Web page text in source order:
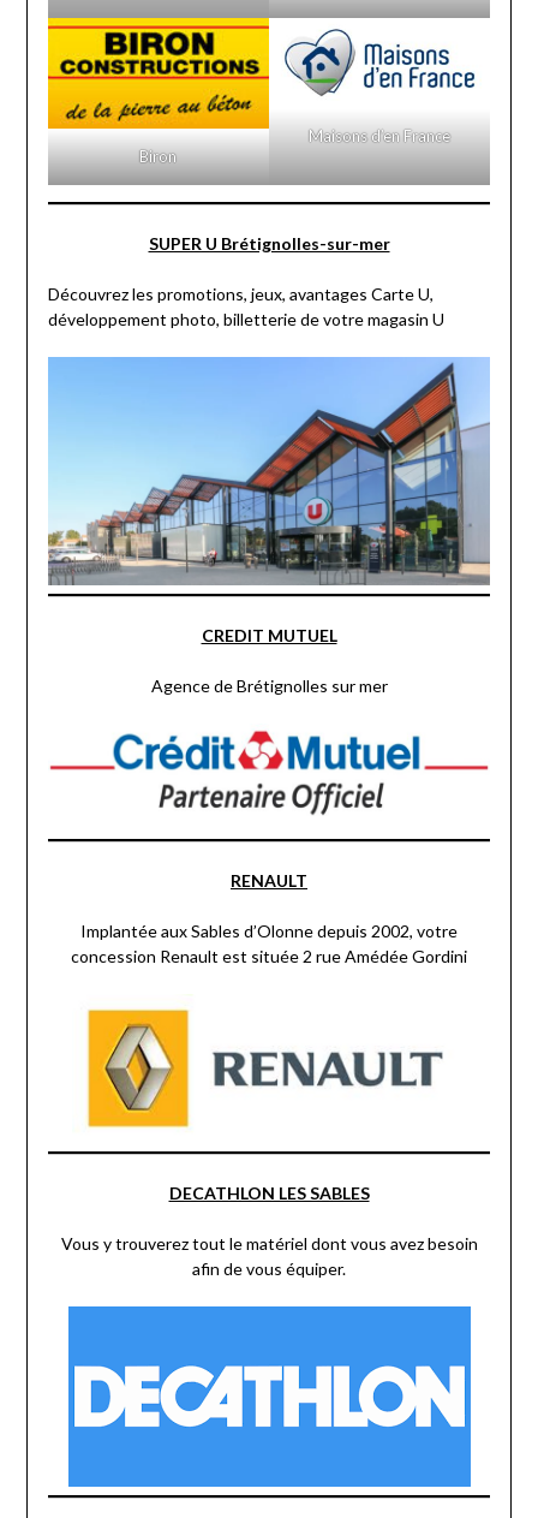
Biron
Maisons d’en France
SUPER U Brétignolles-sur-mer
Découvrez les promotions, jeux, avantages Carte U,
développement photo, billetterie de votre magasin U
CREDIT MUTUEL
Agence de Brétignolles sur mer
RENAULT
Implantée aux Sables d’Olonne depuis 2002, votre
concession Renault est située 2 rue Amédée Gordini
DECATHLON LES SABLES
Vous y trouverez tout le matériel dont vous avez besoin
afin de vous équiper.